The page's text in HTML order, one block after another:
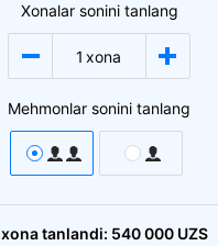
Xonalar sonini tanlang
1 xona
Mehmonlar sonini tanlang
xonatanlandi: 540 000 UZS